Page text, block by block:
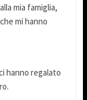
mia famiglia,
mi hanno
hanno regalato